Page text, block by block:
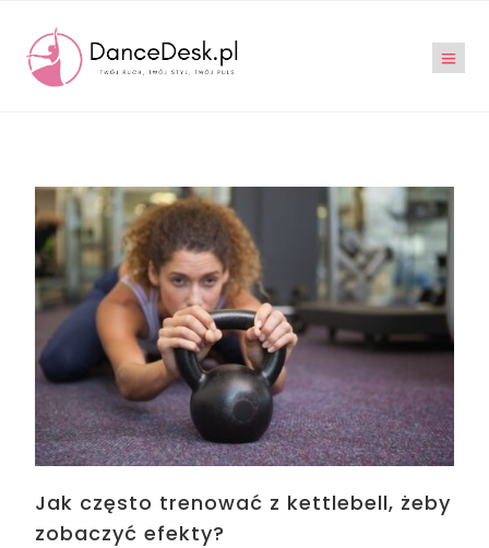
Jak często trenować z kettlebell, żeby
zobaczyć efekty?